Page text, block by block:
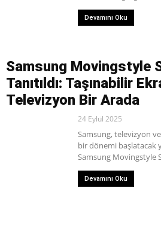
Devamını Oku
Samsung Movingstyle
Tanıtıldı: Taşınabilir
Televizyon Bir Arada
24 Eylül 2025
Samsung, televizyon
bir dönemi başlatacak
Samsung Movingstyle
Devamını Oku